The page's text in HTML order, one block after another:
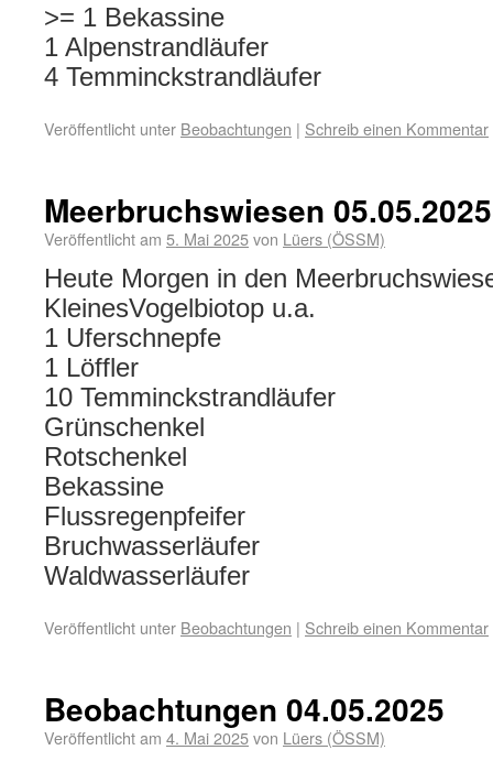
>= 1 Bekassine
1 Alpenstrandläufer
4 Temminckstrandläufer
Veröffentlicht unter Beobachtungen | Schreib einen Kommentar
Meerbruchswiesen 05.05.2025
Veröffentlicht am 5. Mai 2025von Lüers (ÖSSM)
Heute Morgen in den
KleinesVogelbiotop u.a.
1 Uferschnepfe
1 Löffler
10 Temminckstrandläufer
Grünschenkel
Rotschenkel
Bekassine
Flussregenpfeifer
Bruchwasserläufer
Waldwasserläufer
Veröffentlicht unter Beobachtungen | Schreib einen Kommentar
Beobachtungen 04.05.2025
Veröffentlicht am 4. Mai 2025von Lüers (ÖSSM)